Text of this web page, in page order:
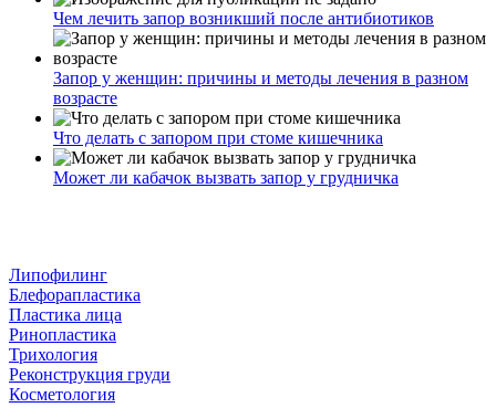
Чем лечить запор возникший после антибиотиков
Запор у женщин: причины и методы лечения в разном
возрасте
Что делать с запором при стоме кишечника
Может ли кабачок вызвать запор у грудничка
Липофилинг
Блефорапластика
Пластика лица
Ринопластика
Трихология
Реконструкция груди
Косметология